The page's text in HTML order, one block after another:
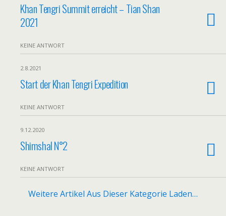
Khan Tengri Summit erreicht – Tian Shan
2021
KEINE ANTWORT
2.8.2021
Start der Khan Tengri Expedition
KEINE ANTWORT
9.12.2020
Shimshal N°2
KEINE ANTWORT
Weitere Artikel Aus Dieser Kategorie Laden…